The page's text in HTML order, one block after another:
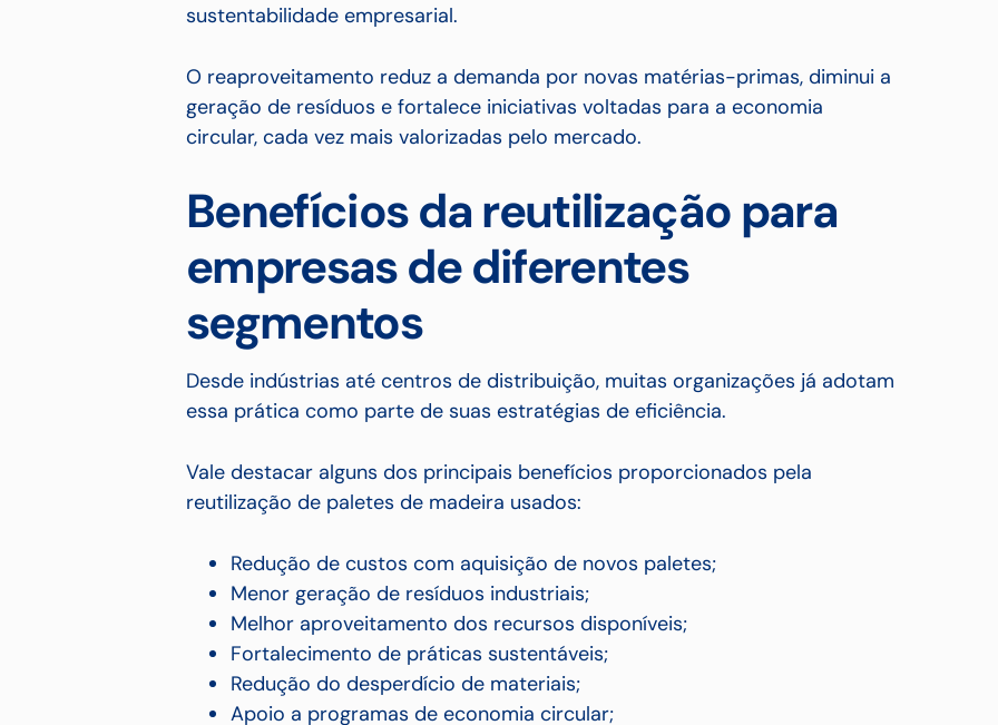
sustentabilidade empresarial.
O reaproveitamento reduz a demanda por novas matérias-primas, diminui a
geração de resíduos e fortalece iniciativas voltadas para a economia
circular, cada vez mais valorizadas pelo mercado.
Benefícios da reutilização para
empresas de diferentes
segmentos
Desde indústrias até centros de distribuição, muitas organizações já adotam
essa prática como parte de suas estratégias de eficiência.
Vale destacar alguns dos principais benefícios proporcionados pela
reutilização de paletes de madeira usados:
Redução de custos com aquisição de novos paletes;
Menor geração de resíduos industriais;
Melhor aproveitamento dos recursos disponíveis;
Fortalecimento de práticas sustentáveis;
Redução do desperdício de materiais;
Apoio a programas de economia circular;